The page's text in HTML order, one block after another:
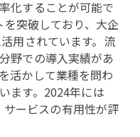
化することが可能で
突破しており、大企
用されています。流
野での導入実績があ
活かして業種を問わ
ます。2024年には
ービスの有用性が評